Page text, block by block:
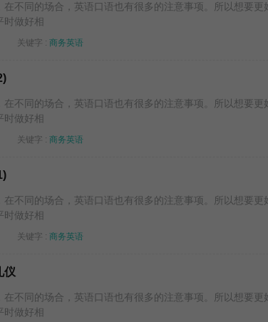
同的场合，英语口语也有很多的注意事项。所以想要更
时做好相
关键字 : 商务英语
同的场合，英语口语也有很多的注意事项。所以想要更
时做好相
关键字 : 商务英语
同的场合，英语口语也有很多的注意事项。所以想要更
时做好相
关键字 : 商务英语
仪
同的场合，英语口语也有很多的注意事项。所以想要更
时做好相